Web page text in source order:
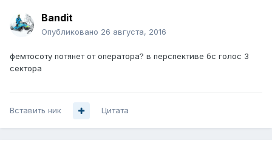
Bandit
Опубликовано 26 августа, 2016
фемтосоту потянет от оператора? в перспективе бс голос 3
сектора
Вставить ник Цитата